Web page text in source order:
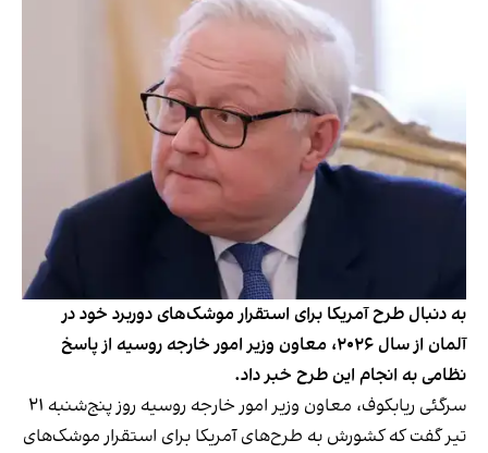
به دنبال طرح آمریکا برای استقرار موشک‌های دوربرد خود در
آلمان از سال ۲۰۲۶، معاون وزیر امور خارجه روسیه از پاسخ
نظامی به انجام این طرح خبر داد.
سرگئی ریابکوف، معاون وزیر امور خارجه روسیه روز پنج‌شنبه ۲۱
تیر گفت که کشورش به طرح‌های آمریکا برای استقرار موشک‌های